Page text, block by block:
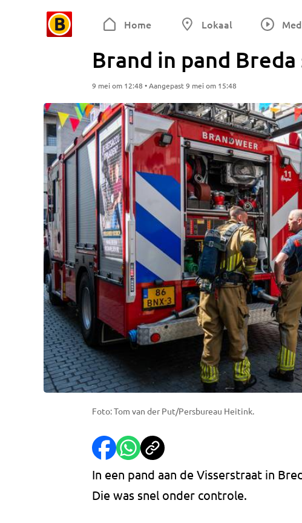
Home Lokaal
Brand in pand
9 mei om 12:48 • Aangepast 9 mei om 15:48
Foto: Tom van der Put/Persbureau Heitink.
In een pand aan de Visserstraat in
Die was snel onder controle.